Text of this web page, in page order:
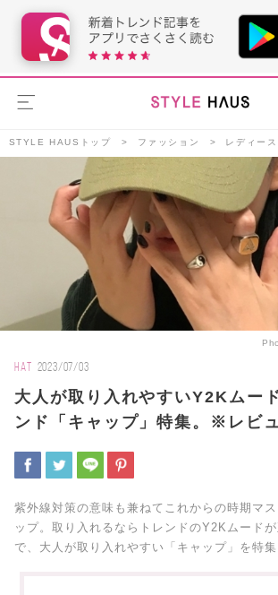
STYLE HAUSトップ ファッション レディース
HAT 2023/07/03
大人が取り入れやすいY2Kムー
ンド「キャップ」特集。※レビ
紫外線対策の意味も兼ねてこれからの時期マ
ップ。取り入れるならトレンドのY2Kムード
で、大人が取り入れやすい「キャップ」を特集